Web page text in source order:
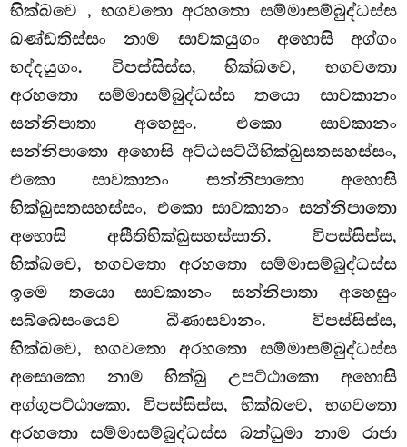
භික්ඛවෙ , භගවතො අරහතො සම්මාසම්බුද්ධස්ස
ඛණ්ඩතිස්සං නාම සාවකයුගං අහොසි අග්ගං
භද්දයුගං. විපස්සිස්ස, භික්ඛවෙ, භගවතො
අරහතො සම්මාසම්බුද්ධස්ස තයො සාවකානං
සන්නිපාතා අහෙසුං. එකො සාවකානං
සන්නිපාතො අහොසි අට්ඨසට්ඨිභික්ඛුසතසහස්සං,
එකො සාවකානං සන්නිපාතො අහොසි
භික්ඛුසතසහස්සං, එකො සාවකානං සන්නිපාතො
අහොසි අසීතිභික්ඛුසහස්සානි. විපස්සිස්ස,
භික්ඛවෙ, භගවතො අරහතො සම්මාසම්බුද්ධස්ස
ඉමෙ තයො සාවකානං සන්නිපාතා අහෙසුං
සබ්බෙසංයෙව ඛීණාසවානං. විපස්සිස්ස,
භික්ඛවෙ, භගවතො අරහතො සම්මාසම්බුද්ධස්ස
අසොකො නාම භික්ඛු උපට්ඨාකො අහොසි
අග්ගුපට්ඨාකො. විපස්සිස්ස, භික්ඛවෙ, භගවතො
අරහතො සම්මාසම්බුද්ධස්ස බන්ධුමා නාම රාජා